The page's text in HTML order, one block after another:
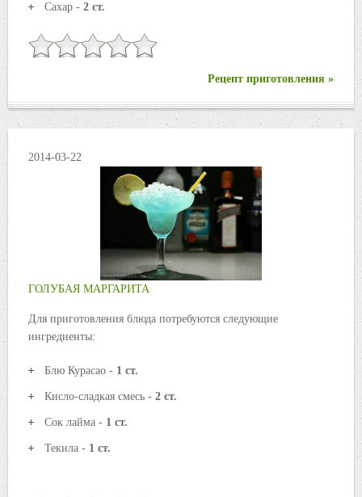
Сахар - 2 ст.
Рецепт приготовления »
2014-03-22
ГОЛУБАЯ МАРГАРИТА
Для приготовления блюда потребуются следующие
ингредиенты:
Блю Курасао - 1 ст.
Кисло-сладкая смесь - 2 ст.
Сок лайма - 1 ст.
Текила - 1 ст.